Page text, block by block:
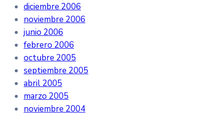
diciembre 2006
noviembre 2006
junio 2006
febrero 2006
octubre 2005
septiembre 2005
abril 2005
marzo 2005
noviembre 2004